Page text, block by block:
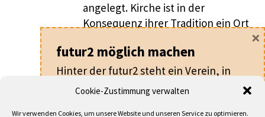
Cookie-Zustimmung verwalten
Wir verwenden Cookies, um unsere Website und unseren Service zu optimieren.
angelegt. Kirche ist in der
Konsequenz ihrer Tradition ein Ort
Kreativität und Innovation.
Innovation ist Markenkern
kirchlicher Tradition! 1. Die
Fragestellung In der Tat verändert
futur2 möglich machen
Hinter der futur2 steht ein Verein, in
dem alle ehrenamtlich arbeiten.
Für nur20 €pro Jahr machen Sie als
×